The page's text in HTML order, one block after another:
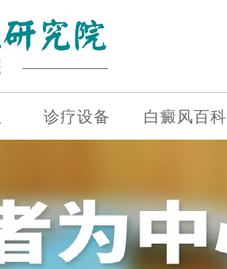
诊疗设备 白癜风百科